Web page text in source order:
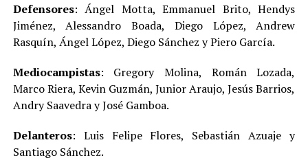
Defensores: Ángel Motta, Emmanuel Brito, Hendys
Jiménez, Alessandro Boada, Diego López, Andrew
Rasquín, Ángel López, Diego Sánchez y Piero García.
Mediocampistas: Gregory Molina, Román Lozada,
Marco Riera, Kevin Guzmán, Junior Araujo, Jesús Barrios,
Andry Saavedra y José Gamboa.
Delanteros: Luis Felipe Flores, Sebastián Azuaje y
Santiago Sánchez.